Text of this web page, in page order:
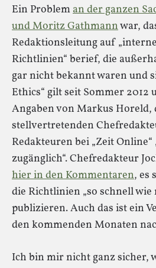
Ein Probleman der ganzen
und Moritz Gathmannwar,
Redaktionsleitung auf
Richtlinien“ berief, die
gar nicht bekannt waren und
Ethics“ gilt seit Sommer 2012
Angaben von Markus Horeld,
stellvertretenden
Redakteuren bei „Zeit
zugänglich“. Chefredakteur
hier in den Kommentaren, es
die Richtlinien „so schnell wie
publizieren. Auch das ist ein
den kommenden Monaten
Ich bin mir nicht ganz sicher,